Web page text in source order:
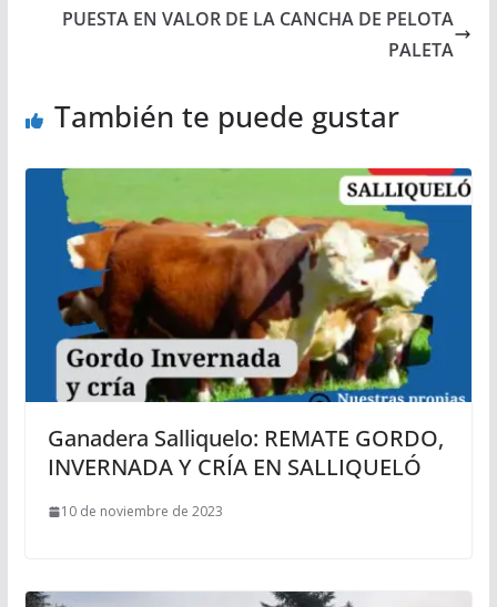
PUESTA EN VALOR DE LA CANCHA DE PELOTA
PALETA
También te puede gustar
Ganadera Salliquelo: REMATE GORDO,
INVERNADA Y CRÍA EN SALLIQUELÓ
10 de noviembre de 2023